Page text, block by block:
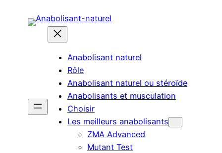
Anabolisant naturel
Rôle
Anabolisant naturel ou stéroïde
Anabolisants et musculation
Choisir
Les meilleurs anabolisants
ZMA Advanced
Mutant Test